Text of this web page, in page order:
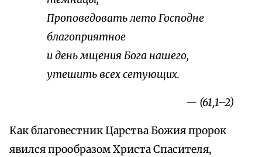
Проповедовать лето Господне
благоприятное
и день мщения Бога нашего,
утешить всех сетующих.
— (61,1–2)
Как благовестник Царства Божия пророк
явился прообразом Христа Спасителя,